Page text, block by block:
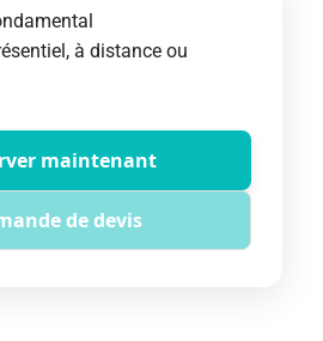
à distance ou
maintenant
de devis